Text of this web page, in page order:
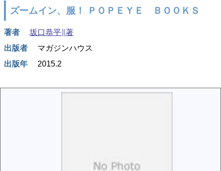
ズームイン、服！ ＰＯＰＥＹＥ ＢＯＯＫＳ
著者
坂口恭平∥著
出版者
マガジンハウス
出版年
2015.2